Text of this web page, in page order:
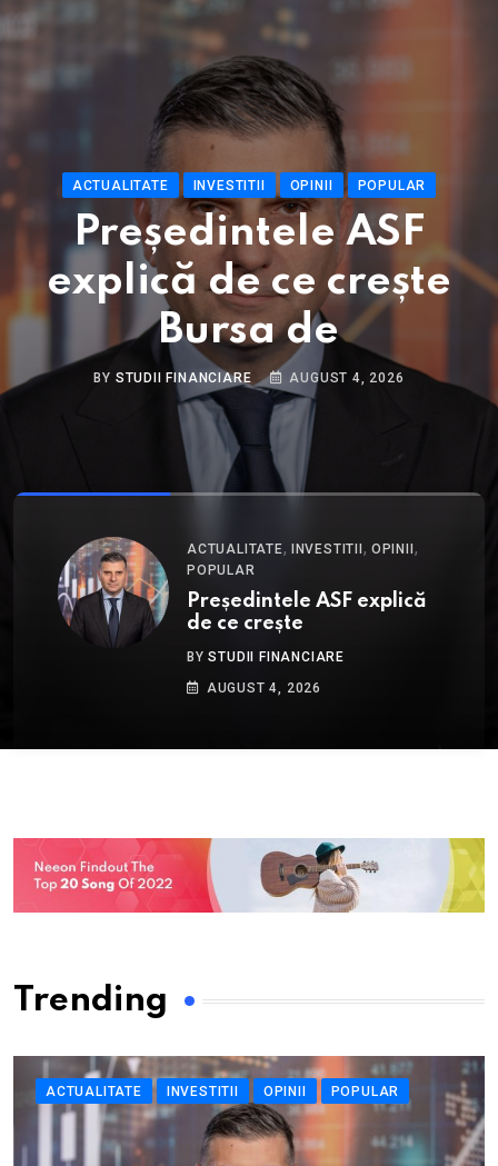
ACTUALITATE INVESTITII OPINII POPULAR
Președintele ASF
explică de ce crește
Bursa de
BY STUDII FINANCIARE AUGUST 4, 2026
ACTUALITATE, INVESTITII , OPINII ,
POPULAR
Președintele ASF explică
de ce crește
BYSTUDII FINANCIARE
AUGUST 4, 2026
Trending
ACTUALITATE INVESTITII OPINII POPULAR